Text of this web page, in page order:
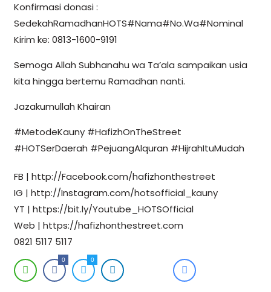
Konfirmasi donasi :
SedekahRamadhanHOTS#Nama#No.Wa#Nominal
Kirim ke: 0813-1600-9191
Semoga Allah Subhanahu wa Ta’ala sampaikan usia
kita hingga bertemu Ramadhan nanti.
Jazakumullah Khairan
#MetodeKauny #HafizhOnTheStreet
#HOTSerDaerah #PejuangAlquran #HijrahItuMudah
FB | http://Facebook.com/hafizhonthestreet
IG | http://Instagram.com/hotsofficial_kauny
YT | https://bit.ly/Youtube_HOTSOfficial
Web | https://hafizhonthestreet.com
0821 5117 5117
0 0